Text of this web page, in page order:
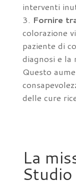
interventi
Fornire
colorazione
paziente di
diagnosi e la
Questo
delle cure
La